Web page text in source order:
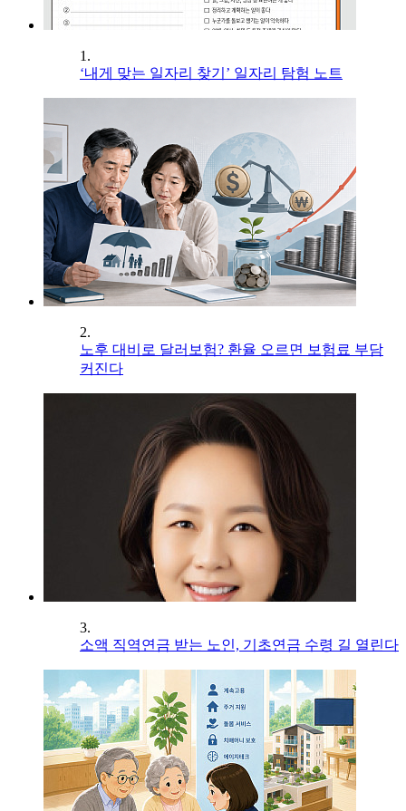
1.
‘내게 맞는 일자리 찾기’ 일자리 탐험 노트
2.
노후 대비로 달러보험? 환율 오르면 보험료 부담
커진다
3.
소액 직역연금 받는 노인, 기초연금 수령 길 열린다